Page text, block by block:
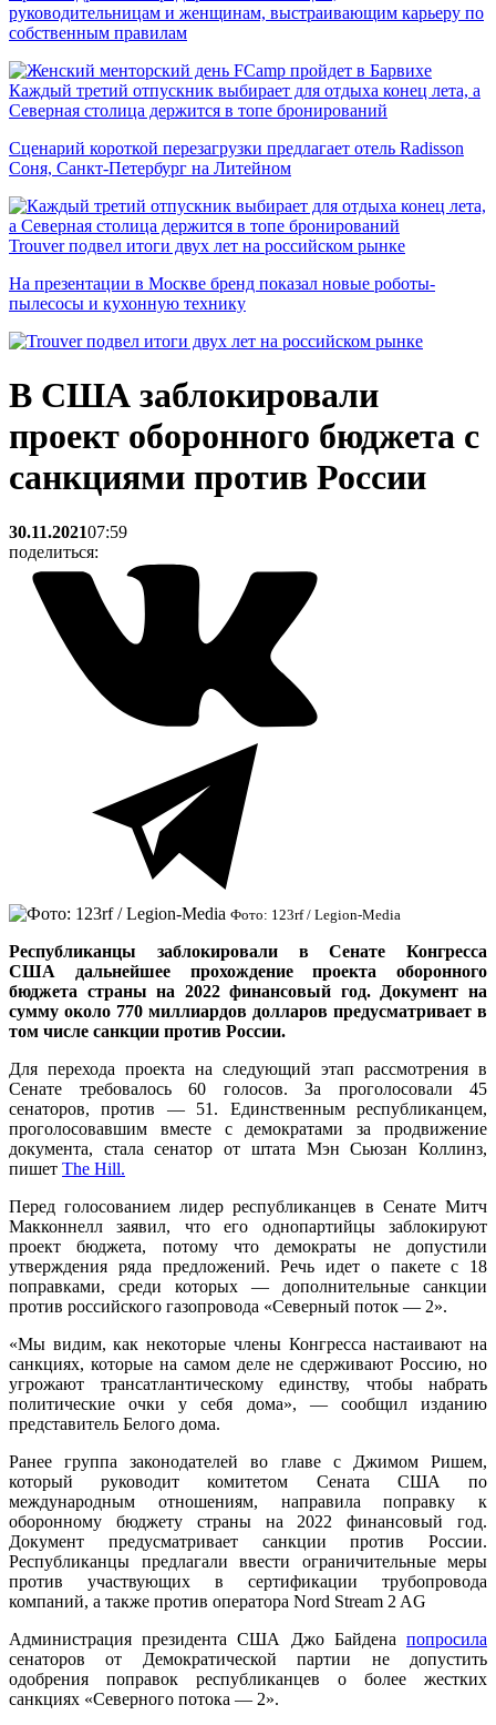
руководительницам и женщинам, выстраивающим карьеру по
собственным правилам
Каждый третий отпускник выбирает для отдыха конец лета, а
Северная столица держится в топе бронирований
Сценарий короткой перезагрузки предлагает отель Radisson
Соня, Санкт-Петербург на Литейном
Trouver подвел итоги двух лет на российском рынке
На презентации в Москве бренд показал новые роботы-
пылесосы и кухонную технику
В США заблокировали
проект оборонного бюджета с
санкциями против России
30.11.202107:59
поделиться:
Фото: 123rf / Legion-Media
Республиканцы заблокировали в Сенате Конгресса
США дальнейшее прохождение проекта оборонного
бюджета страны на 2022 финансовый год. Документ на
сумму около 770 миллиардов долларов предусматривает в
том числе санкции против России.
Для перехода проекта на следующий этап рассмотрения в
Сенате требовалось 60 голосов. За проголосовали 45
сенаторов, против — 51. Единственным республиканцем,
проголосовавшим вместе с демократами за продвижение
документа, стала сенатор от штата Мэн Сьюзан Коллинз,
пишет The Hill.
Перед голосованием лидер республиканцев в Сенате Митч
Макконнелл заявил, что его однопартийцы заблокируют
проект бюджета, потому что демократы не допустили
утверждения ряда предложений. Речь идет о пакете с 18
поправками, среди которых — дополнительные санкции
против российского газопровода «Северный поток — 2».
«Мы видим, как некоторые члены Конгресса настаивают на
санкциях, которые на самом деле не сдерживают Россию, но
угрожают трансатлантическому единству, чтобы набрать
политические очки у себя дома», — сообщил изданию
представитель Белого дома.
Ранее группа законодателей во главе с Джимом Ришем,
который руководит комитетом Сената США по
международным отношениям, направила поправку к
оборонному бюджету страны на 2022 финансовый год.
Документ предусматривает санкции против России.
Республиканцы предлагали ввести ограничительные меры
против участвующих в сертификации трубопровода
компаний, а также против оператора Nord Stream 2 AG
Администрация президента США Джо Байдена попросила
сенаторов от Демократической партии не допустить
одобрения поправок республиканцев о более жестких
санкциях «Северного потока — 2».